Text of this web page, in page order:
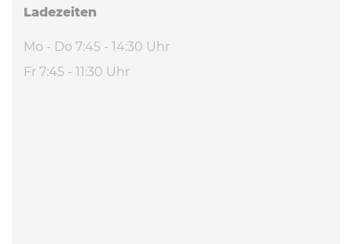
La­de­zei­ten
Mo - Do 7:45 - 14:30 Uhr
Fr 7:45 - 11:30 Uhr